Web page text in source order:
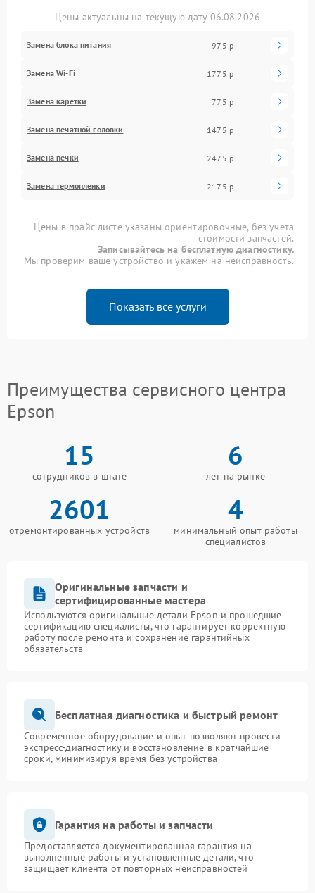
Цены актуальны на текущую дату 06.08.2026
Замена блока питания 975 р
Замена Wi-Fi 1775 р
Замена каретки 775 р
Замена печатной головки 1475 р
Замена печки 2475 р
Замена термопленки 2175 р
Цены в прайс-листе указаны ориентировочные, без учета
стоимости запчастей.
Записывайтесь на бесплатную диагностику.
Мы проверим ваше устройство и укажем на неисправность.
Показать все услуги
Преимущества сервисного центра
Epson
15
сотрудников в штате
6
лет на рынке
2601
отремонтированных устройств
4
минимальный опыт работы
специалистов
Оригинальные запчасти и
сертифицированные мастера
Используются оригинальные детали Epson и прошедшие
сертификацию специалисты, что гарантирует корректную
работу после ремонта и сохранение гарантийных
обязательств
Бесплатная диагностика и быстрый ремонт
Современное оборудование и опыт позволяют провести
экспресс-диагностику и восстановление в кратчайшие
сроки, минимизируя время без устройства
Гарантия на работы и запчасти
Предоставляется документированная гарантия на
выполненные работы и установленные детали, что
защищает клиента от повторных неисправностей